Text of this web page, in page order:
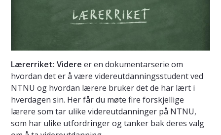
Lærerriket: Videre er en dokumentarserie om
hvordan det er å være videreutdanningsstudent ved
NTNU og hvordan lærere bruker det de har lært i
hverdagen sin. Her får du møte fire forskjellige
lærere som tar ulike videreutdanninger på NTNU,
som har ulike utfordringer og tanker bak deres valg